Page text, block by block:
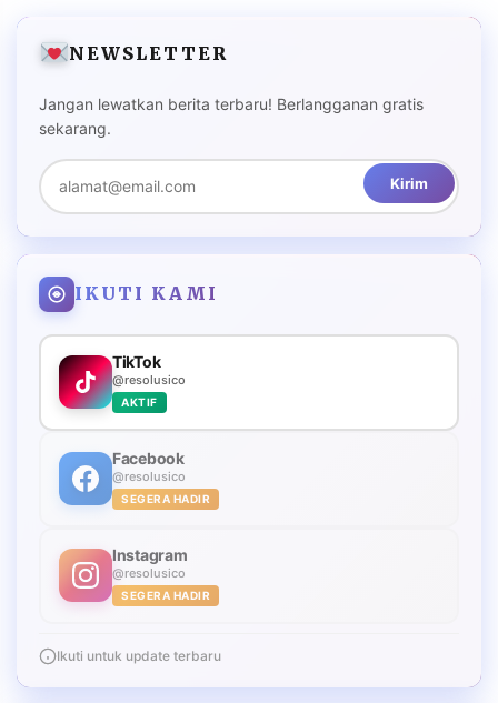
NEWSLETTER
Jangan lewatkan berita terbaru! Berlangganan gratis
sekarang.
Kirim
IKUTI KAMI
TikTok
@resolusico
AKTIF
Facebook
@resolusico
SEGERA HADIR
Instagram
@resolusico
SEGERA HADIR
Ikuti untuk update terbaru